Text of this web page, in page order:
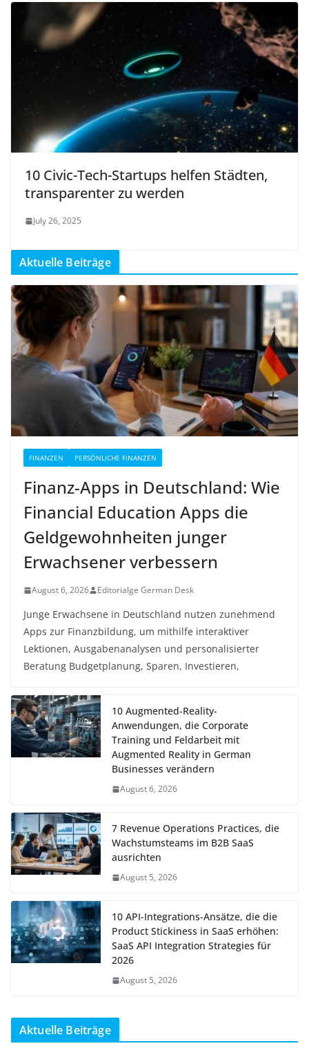
10 Civic-Tech-Startups helfen Städten,
transparenter zu werden
July 26, 2025
Aktuelle Beiträge
FINANZEN PERSÖNLICHE FINANZEN
Finanz-Apps in Deutschland: Wie
Financial Education Apps die
Geldgewohnheiten junger
Erwachsener verbessern
August 6, 2026 Editorialge German Desk
Junge Erwachsene in Deutschland nutzen zunehmend
Apps zur Finanzbildung, um mithilfe interaktiver
Lektionen, Ausgabenanalysen und personalisierter
Beratung Budgetplanung, Sparen, Investieren,
10 Augmented-Reality-
Anwendungen, die Corporate
Training und Feldarbeit mit
Augmented Reality in German
Businesses verändern
August 6, 2026
7 Revenue Operations Practices, die
Wachstumsteams im B2B SaaS
ausrichten
August 5, 2026
10 API-Integrations-Ansätze, die die
Product Stickiness in SaaS erhöhen:
SaaS API Integration Strategies für
2026
August 5, 2026
Aktuelle Beiträge